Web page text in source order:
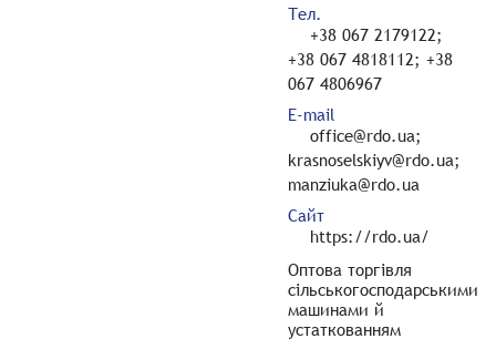
Тел.
+38 067 2179122;
+38 067 4818112; +38
067 4806967
E-mail
office@rdo.ua;
krasnoselskiyv@rdo.ua;
manziuka@rdo.ua
Сайт
https://rdo.ua/
Оптова торгівля
сільськогосподарськими
машинами й
устаткованням